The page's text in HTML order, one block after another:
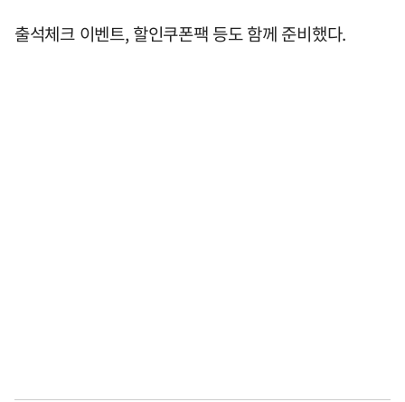
출석체크 이벤트, 할인쿠폰팩 등도 함께 준비했다.